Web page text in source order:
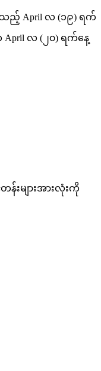
းသည့် April လ (၁၉) ရက်
လ (၂၀) ရက်နေ့
းများအားလုံးကို